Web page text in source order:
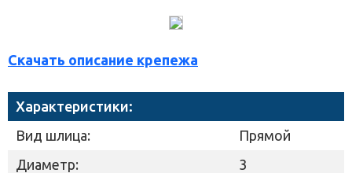
Скачать описание крепежа
Характеристики:
Вид шлица:
Прямой
Диаметр:
3